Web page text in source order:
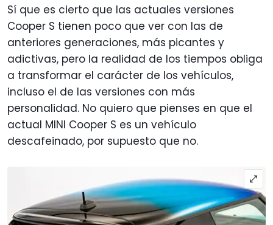
Sí que es cierto que las actuales versiones
Cooper S tienen poco que ver con las de
anteriores generaciones, más picantes y
adictivas, pero la realidad de los tiempos obliga
a transformar el carácter de los vehículos,
incluso el de las versiones con más
personalidad. No quiero que pienses en que el
actual MINI Cooper S es un vehículo
descafeinado, por supuesto que no.